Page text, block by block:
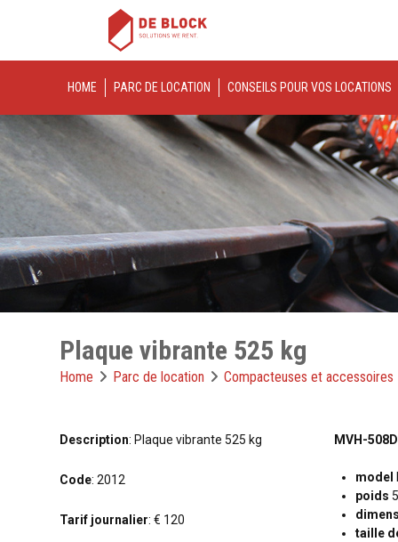
HOME PARC DE LOCATION CONSEILS POUR VOS LOCATIONS
Plaque vibrante 525 kg
Home Parc de location Compacteuses et accessoires
Description: Plaque vibrante 525 kg
Code: 2012
Tarif journalier: € 120
MVH-
model
poids
taille